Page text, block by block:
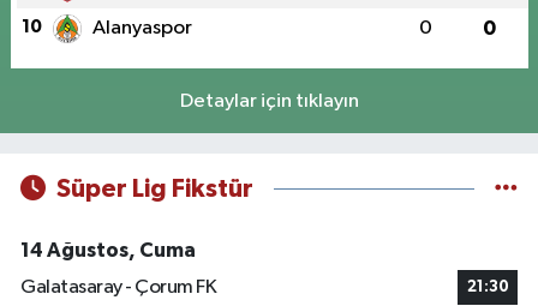
10 Alanyaspor 0 0
Detaylar için tıklayın
Süper Lig Fikstür
14 Ağustos, Cuma
Galatasaray - Çorum FK
21:30